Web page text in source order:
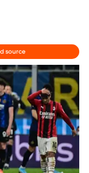
source